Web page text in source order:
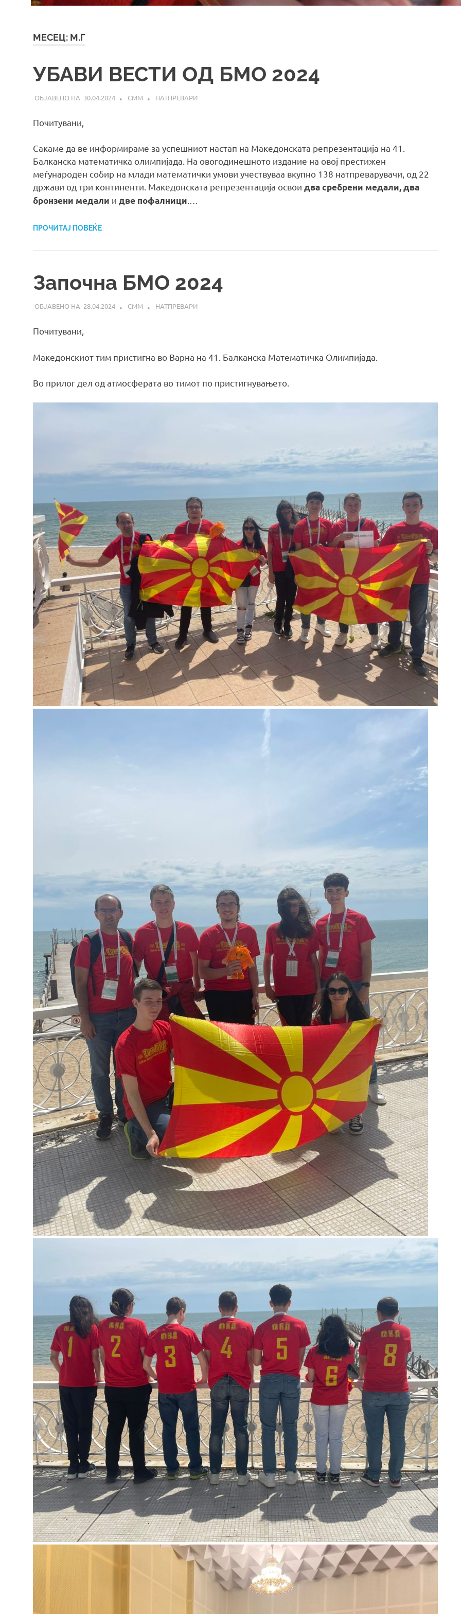
МЕСЕЦ: М.Г
УБАВИ ВЕСТИ ОД БМО 2024
30.04.2024 СММ НАТПРЕВАРИ
Почитувани,
Сакаме да ве информираме за успешниот настап на Македонската репрезентација на 41.
Балканска математичка олимпијада. На овогодинешното издание на овој престижен
меѓународен собир на млади математички умови учествуваа вкупно 138 натпреварувачи, од 22
држави од три континенти. Македонската репрезентација освои два сребрени медали, два
бронзени медали и две пофалници.…
ПРОЧИТАЈ ПОВЕЌЕ
Започна БМО 2024
28.04.2024 СММ НАТПРЕВАРИ
Почитувани,
Македонскиот тим пристигна во Варна на 41. Балканска Математичка Олимпијада.
Во прилог дел од атмосферата во тимот по пристигнувањето.